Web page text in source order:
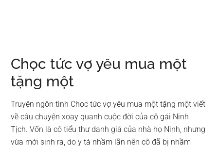
Chọc tức vợ yêu mua một
tặng một
Truyện ngôn tình Chọc tức vợ yêu mua một tặng một viết
về câu chuyện xoay quanh cuộc đời của cô gái Ninh
Tịch. Vốn là cô tiểu thư danh giá của nhà họ Ninh, nhưng
vừa mới sinh ra, do y tá nhầm lẫn nên cô đã bị nhầm